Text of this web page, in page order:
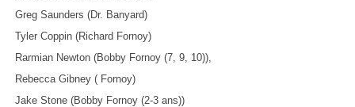
Greg Saunders (Dr. Banyard)
TylerCoppin (Richard Fornoy)
Rarmian Newton (Bobby Fornoy (7, 9, 10)),
Rebecca Gibney ( Fornoy)
Jake Stone (Bobby Fornoy (2-3 ans))